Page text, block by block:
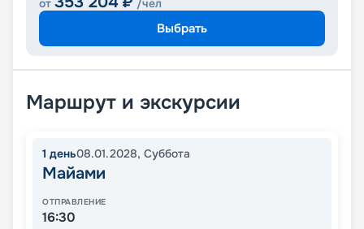
от /чел
Выбрать
Маршрут и экскурсии
1 день08.01.2028, Суббота
Майами
ОТПРАВЛЕНИЕ
16:30